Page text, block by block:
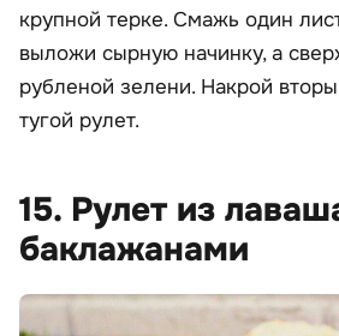
крупной терке. Смажь один
выложи сырную начинку, а
рубленой зелени. Накрой
тугой рулет.
15. Рулет из
баклажанами